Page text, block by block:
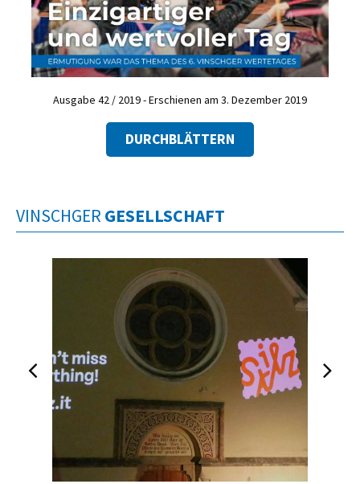
Ausgabe 42 / 2019 - Erschienen am 3. Dezember 2019
DURCHBLÄTTERN
VINSCHGER GESELLSCHAFT